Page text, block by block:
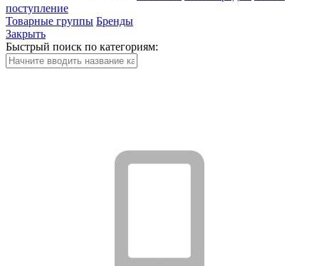
поступление
Товарные группы Бренды
Закрыть
Быстрый поиск по категориям: